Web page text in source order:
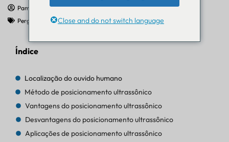
Pam Luthra
6 de agosto de 2025
Perguntas frequentes sobre IoT
Índice
Localização do ouvido humano
Método de posicionamento ultrassônico
Vantagens do posicionamento ultrassônico
Desvantagens do posicionamento ultrassônico
Aplicações de posicionamento ultrassônico
Close and do not switch language